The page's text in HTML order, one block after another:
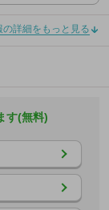
の詳細をもっと見る
す(無料)